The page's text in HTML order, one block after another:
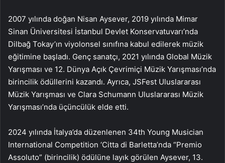
2007 yılında doğan Nisan Aysever, 2019 yılında Mimar
Sinan Üniversitesi İstanbul Devlet Konservatuvarı’nda
Dilbağ Tokay’ın viyolonsel sınıfına kabul edilerek müzik
eğitimine başladı. Genç sanatçı, 2021 yılında Global Müzik
Yarışması ve 12. Dünya Açık Çevrimiçi Müzik Yarışması’nda
birincilik ödüllerini kazandı. Ayrıca, JSFest Uluslararası
Müzik Yarışması ve Clara Schumann Uluslararası Müzik
Yarışması’nda üçüncülük elde etti.
2024 yılında İtalya’da düzenlenen 34th Young Musician
International Competition ‘Citta di Barletta’nda “Premio
Assoluto” (birincilik) ödülüne layık görülen Aysever, 13.